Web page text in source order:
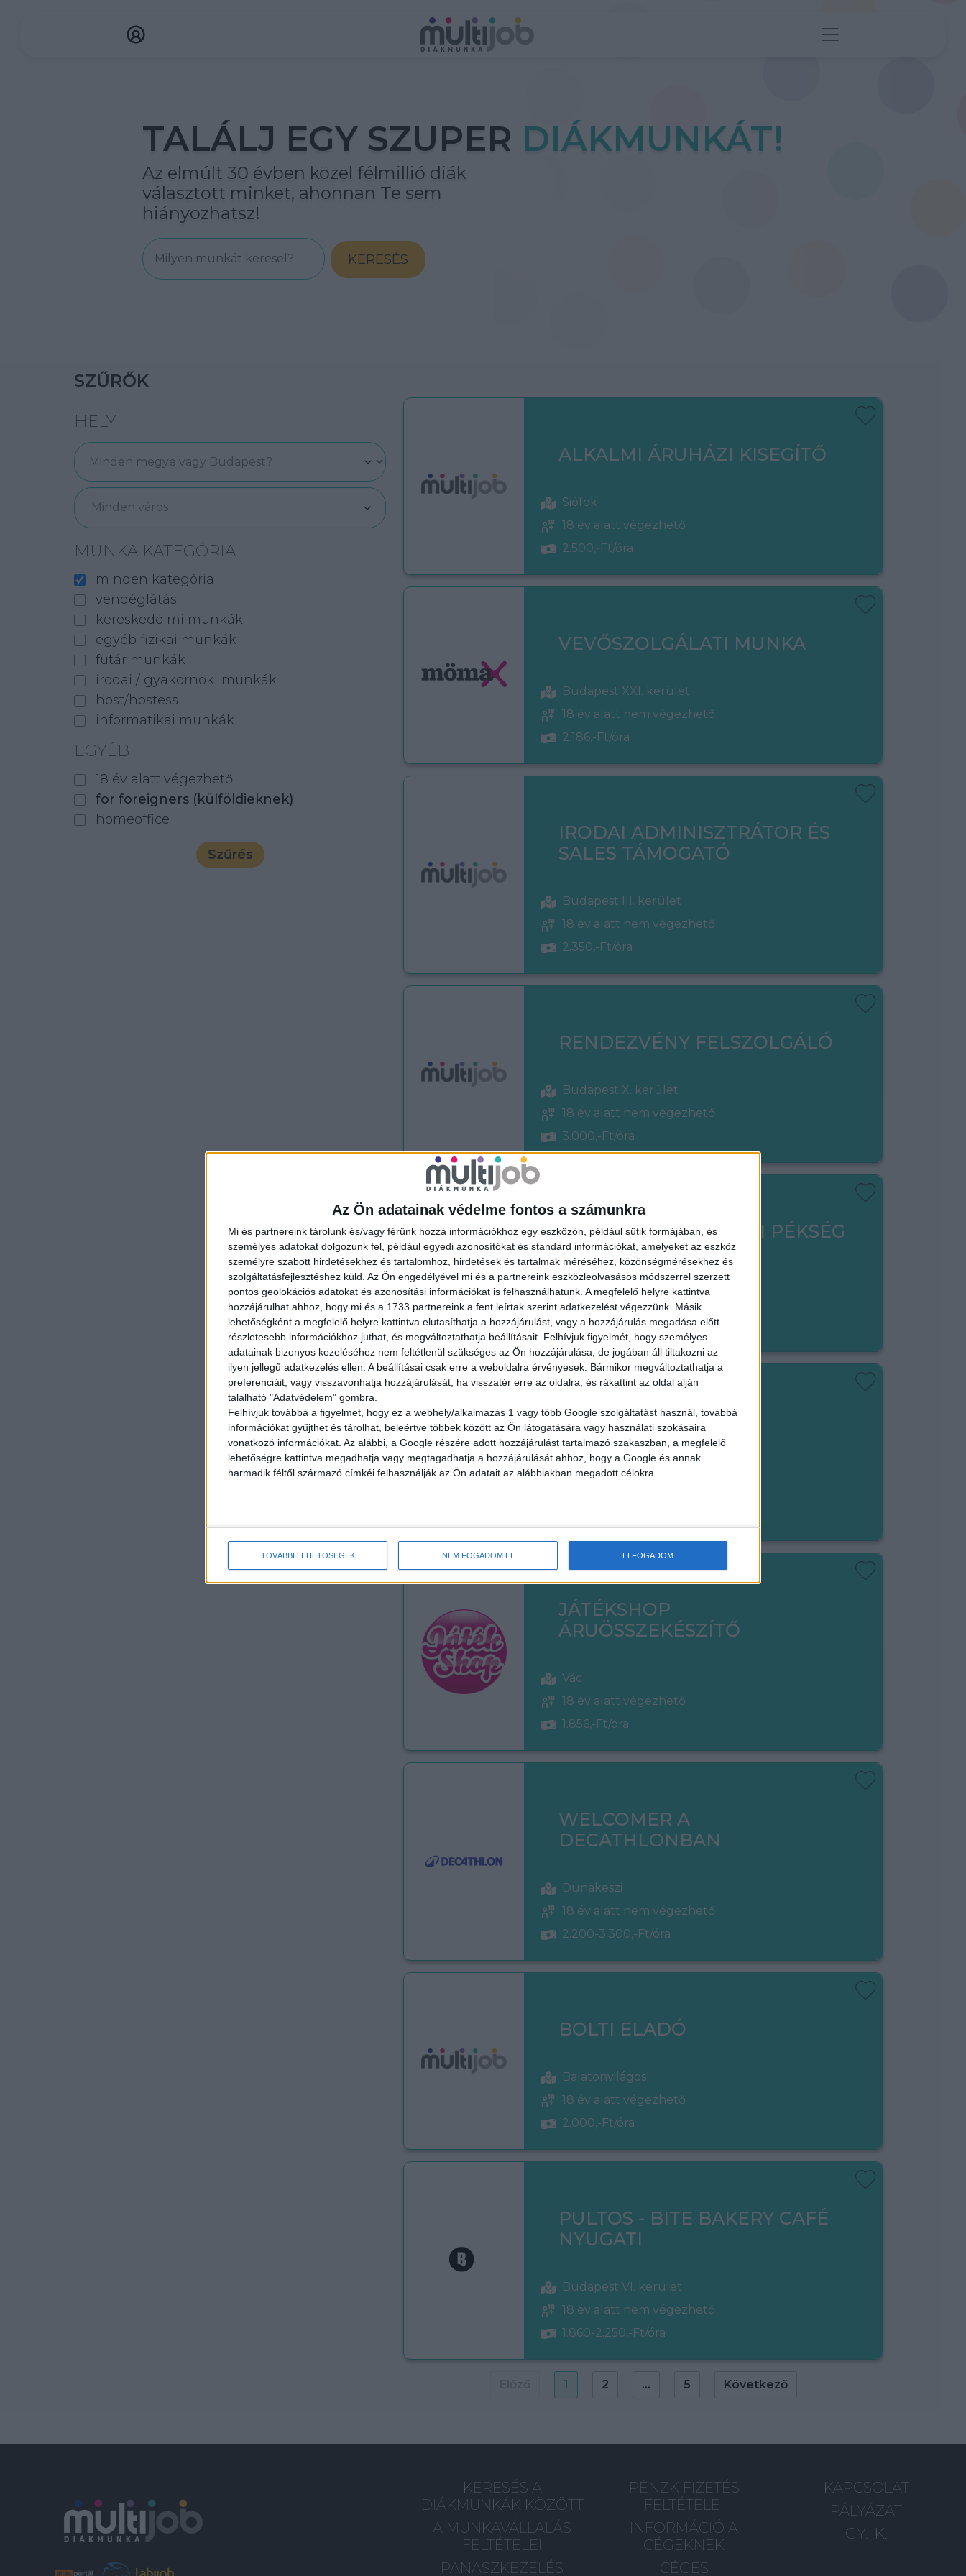
Az Ön adatainak védelme fontos a számunkra
Mi és partnereink tárolunk és/vagy férünk hozzá információkhoz egy eszközön, például sütik formájában, és
személyes adatokat dolgozunk fel, például egyedi azonosítókat és standard információkat, amelyeket az eszköz
személyre szabott hirdetésekhez és tartalomhoz, hirdetések és tartalmak méréséhez, közönségmérésekhez és
szolgáltatásfejlesztéshez küld. Az Ön engedélyével mi és a partnereink eszközleolvasásos módszerrel szerzett
pontos geolokációs adatokat és azonosítási információkat is felhasználhatunk. A megfelelő helyre kattintva
hozzájárulhat ahhoz, hogy mi és a 1733 partnereink a fent leírtak szerint adatkezelést végezzünk. Másik
lehetőségként a megfelelő helyre kattintva elutasíthatja a hozzájárulást, vagy a hozzájárulás megadása előtt
részletesebb információkhoz juthat, és megváltoztathatja beállításait. Felhívjuk figyelmét, hogy személyes
adatainak bizonyos kezeléséhez nem feltétlenül szükséges az Ön hozzájárulása, de jogában áll tiltakozni az
ilyen jellegű adatkezelés ellen. A beállításai csak erre a weboldalra érvényesek. Bármikor megváltoztathatja a
preferenciáit, vagy visszavonhatja hozzájárulását, ha visszatér erre az oldalra, és rákattint az oldal alján
található "Adatvédelem" gombra.
Felhívjuk továbbá a figyelmet, hogy ez a webhely/alkalmazás 1 vagy több Google szolgáltatást használ, továbbá
információkat gyűjthet és tárolhat, beleértve többek között az Ön látogatására vagy használati szokásaira
vonatkozó információkat. Az alábbi, a Google részére adott hozzájárulást tartalmazó szakaszban, a megfelelő
lehetőségre kattintva megadhatja vagy megtagadhatja a hozzájárulását ahhoz, hogy a Google és annak
harmadik féltől származó címkéi felhasználják az Ön adatait az alábbiakban megadott célokra.
TOVÁBBI LEHETŐSÉGEK NEM FOGADOM EL ELFOGADOM
TALÁLJ EGY SZUPER DIÁKMUNKÁT!
Az elmúlt 30 évben közel félmillió diák
választott minket, ahonnan Te sem
hiányozhatsz!
KERESÉS
ALKALMI ÁRUHÁZI KISEGÍTŐ
Siófok
18 év alatt végezhető
2.500,-Ft/óra
VEVŐSZOLGÁLATI MUNKA
Budapest XXI. kerület
18 év alatt nem végezhető
2.186,-Ft/óra
IRODAI ADMINISZTRÁTOR ÉS
SALES TÁMOGATÓ
Budapest III. kerület
18 év alatt nem végezhető
2.350,-Ft/óra
RENDEZVÉNY FELSZOLGÁLÓ
Budapest X. kerület
18 év alatt nem végezhető
3.000,-Ft/óra
BOLTI ELADÓ - LIPÓTI PÉKSÉG
Budapest XI. kerület
18 év alatt nem végezhető
2.500,-Ft/óra
ÜZEMI KISEGÍTŐ
Seregélyes
JÁTÉKSHOP
ÁRUÖSSZEKÉSZÍTŐ
Vác
18 év alatt végezhető
1.856,-Ft/óra
WELCOMER A
DECATHLONBAN
Dunakeszi
18 év alatt nem végezhető
2.200-3.300,-Ft/óra
BOLTI ELADÓ
Balatonvilágos
18 év alatt végezhető
2.000,-Ft/óra
PULTOS - BITE BAKERY CAFÉ
NYUGATI
Budapest VI. kerület
18 év alatt nem végezhető
1.860-2.250,-Ft/óra
1 2 ... 5 Következő
SZŰRŐK
HELY
Minden város
MUNKA KATEGÓRIA
minden kategória
vendéglátás
kereskedelmi munkák
egyéb fizikai munkák
futár munkák
irodai / gyakornoki munkák
host/hostess
informatikai munkák
EGYÉB
18 év alatt végezhető
for foreigners (külföldieknek)
homeoffice
Szűrés
KERESÉS A
DIÁKMUNKÁK KÖZÖTT
A MUNKAVÁLLALÁS
FELTÉTELEI
PANASZKEZELÉS
PÉNZKIFIZETÉS
FELTÉTELEI
INFORMÁCIÓ A
CÉGEKNEK
CÉGES
KAPCSOLAT
PÁLYÁZAT
GY.I.K.